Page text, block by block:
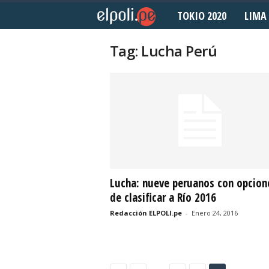
e
TOKIO 2020 LIMA
Tag: Lucha Perú
Lucha: nueve peruanos con
de clasificar a Río 2016
Redacción ELPOLI.pe - Enero 24, 2016